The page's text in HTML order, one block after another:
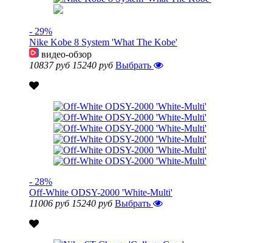
- 29%
Nike Kobe 8 System 'What The Kobe'
видео-обзор
10837 руб 15240 руб Выбрать
- 28%
Off-White ODSY-2000 'White-Multi'
11006 руб 15240 руб Выбрать